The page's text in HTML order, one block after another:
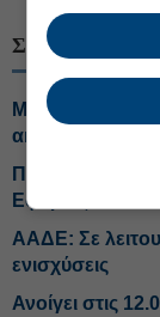
ΣΧΕΤΙΚΑ
Με risk analysis
ακινήτων
Πρεμιέρα με τα
Εφορίας
ΑΑΔΕ: Σε
ενισχύσεις
Ανοίγει στις